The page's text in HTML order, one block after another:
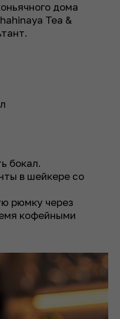
дома
Tea &
бокал.
в шейкере со
рюмку через
кофейными